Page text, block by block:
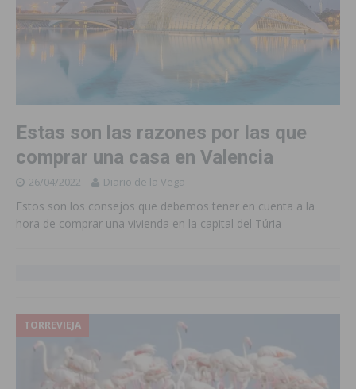
Estas son las razones por las que
comprar una casa en Valencia
26/04/2022 Diario de la Vega
Estos son los consejos que debemos tener en cuenta a la
hora de comprar una vivienda en la capital del Túria
TORREVIEJA